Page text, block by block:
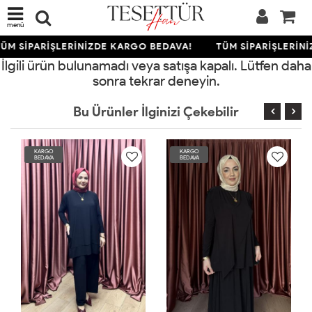
menü
SİPARİŞLERİNİZDE KARGO BEDAVA! TÜM
İlgili ürün bulunamadı veya satışa kapalı. Lütfen daha
sonra tekrar deneyin.
Bu Ürünler İlginizi Çekebilir